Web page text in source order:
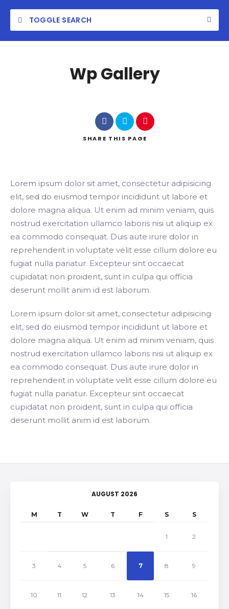
TOGGLE SEARCH
Search
Wp Gallery
SHARE THIS PAGE
Lorem ipsum dolor sit amet, consectetur adipisicing
elit, sed do eiusmod tempor incididunt ut labore et
dolore magna aliqua. Ut enim ad minim veniam, quis
nostrud exercitation ullamco laboris nisi ut aliquip ex
ea commodo consequat. Duis aute irure dolor in
reprehenderit in voluptate velit esse cillum dolore eu
fugiat nulla pariatur. Excepteur sint occaecat
cupidatat non proident, sunt in culpa qui officia
deserunt mollit anim id est laborum.
Lorem ipsum dolor sit amet, consectetur adipisicing
elit, sed do eiusmod tempor incididunt ut labore et
dolore magna aliqua. Ut enim ad minim veniam, quis
nostrud exercitation ullamco laboris nisi ut aliquip ex
ea commodo consequat. Duis aute irure dolor in
reprehenderit in voluptate velit esse cillum dolore eu
fugiat nulla pariatur. Excepteur sint occaecat
cupidatat non proident, sunt in culpa qui officia
deserunt mollit anim id est laborum.
AUGUST 2026
M T W T F S S
1 2
3 4 5 6 7 8 9
10 11 12 13 14 15 16